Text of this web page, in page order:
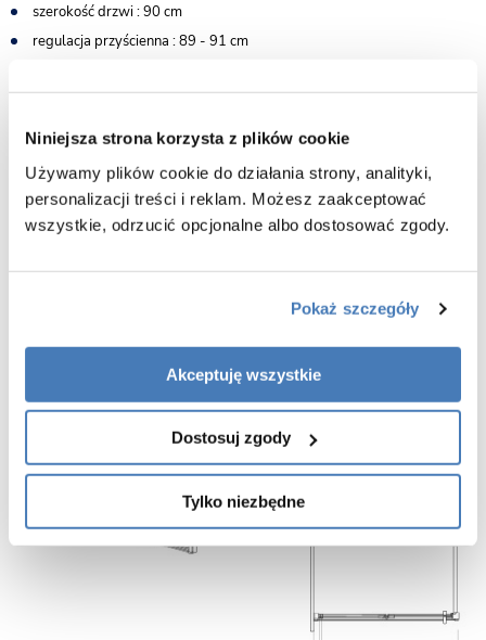
Niniejsza strona korzysta z plików cookie
Używamy plików cookie do działania strony, analityki,
personalizacji treści i reklam. Możesz zaakceptować
wszystkie, odrzucić opcjonalne albo dostosować zgody.
Pokaż szczegóły
Akceptuję wszystkie
Dostosuj zgody
Tylko niezbędne
szerokość drzwi : 90 cm
regulacja przyścienna : 89 - 91 cm
profil, zawiasy i wsporniki chrom błysk
montaż uniwersalny prawy/lewy
Gwarancja: 3 lata, door-to-door